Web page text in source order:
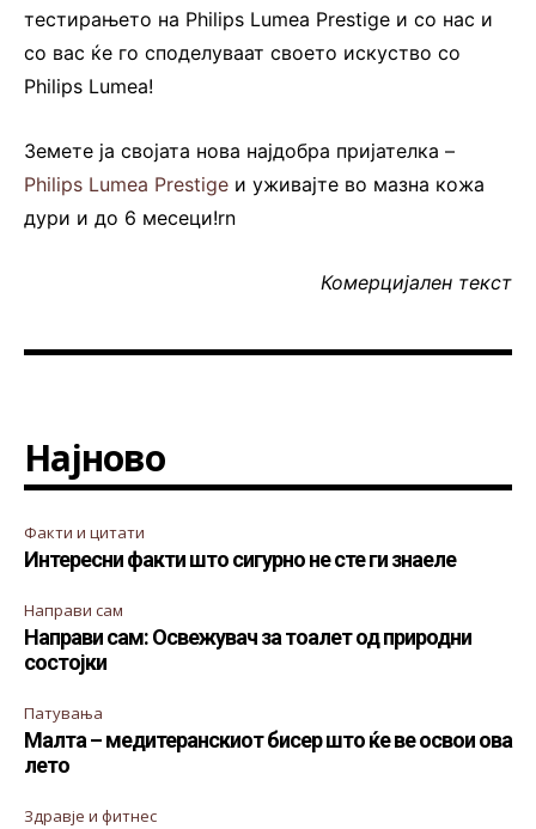
тестирањето на Philips Lumea Prestige и со нас и
со вас ќе го споделуваат своето искуство со
Philips Lumea!
Земете ја својата нова најдобра пријателка –
Philips Lumea Prestige и уживајте во мазна кожа
дури и до 6 месеци!rn
Комерцијален текст
Најново
Факти и цитати
Интересни факти што сигурно не сте ги знаеле
Направи сам
Направи сам: Освежувач за тоалет од природни
состојки
Патувања
Малта – медитеранскиот бисер што ќе ве освои ова
лето
Здравје и фитнес